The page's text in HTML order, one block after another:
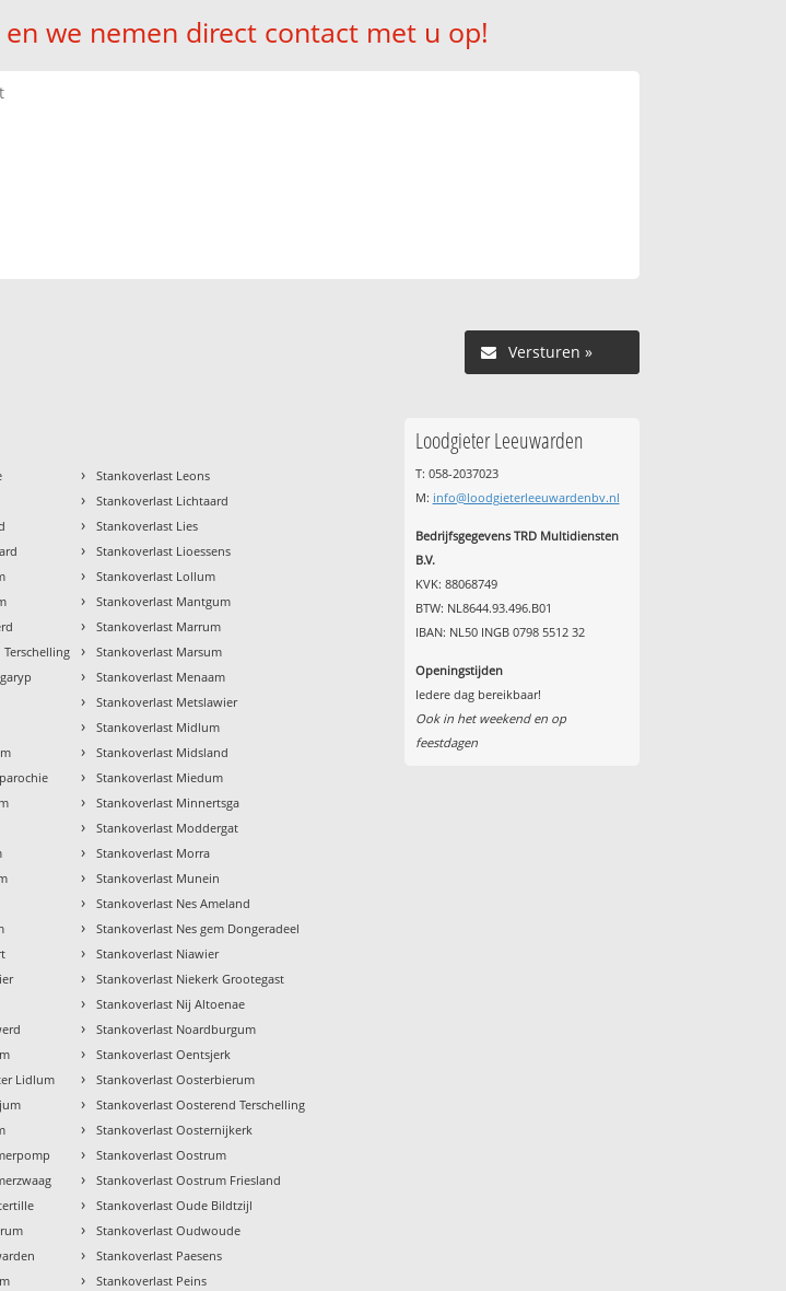
we nemen direct contact met u op!
Versturen »
Lidlum
› Stankoverlast Leons
› Stankoverlast Lichtaard
› Stankoverlast Lies
› Stankoverlast Lioessens
› Stankoverlast Lollum
› Stankoverlast Mantgum
› Stankoverlast Marrum
› Stankoverlast Marsum
› Stankoverlast Menaam
› Stankoverlast Metslawier
› Stankoverlast Midlum
› Stankoverlast Midsland
› Stankoverlast Miedum
› Stankoverlast Minnertsga
› Stankoverlast Moddergat
› Stankoverlast Morra
› Stankoverlast Munein
› Stankoverlast Nes Ameland
› Stankoverlast Nes gem Dongeradeel
› Stankoverlast Niawier
› Stankoverlast Niekerk Grootegast
› Stankoverlast Nij Altoenae
› Stankoverlast Noardburgum
› Stankoverlast Oentsjerk
› Stankoverlast Oosterbierum
› Stankoverlast Oosterend Terschelling
› Stankoverlast Oosternijkerk
› Stankoverlast Oostrum
› Stankoverlast Oostrum Friesland
› Stankoverlast Oude Bildtzijl
› Stankoverlast Oudwoude
› Stankoverlast Paesens
› Stankoverlast Peins
Loodgieter Leeuwarden
T: 058-2037023
M: info@loodgieterleeuwardenbv.nl
Bedrijfsgegevens TRD Multidiensten
B.V.
KVK: 88068749
BTW: NL8644.93.496.B01
IBAN: NL50 INGB 0798 5512 32
Openingstijden
Iedere dag bereikbaar!
Ook in het weekend en op
feestdagen